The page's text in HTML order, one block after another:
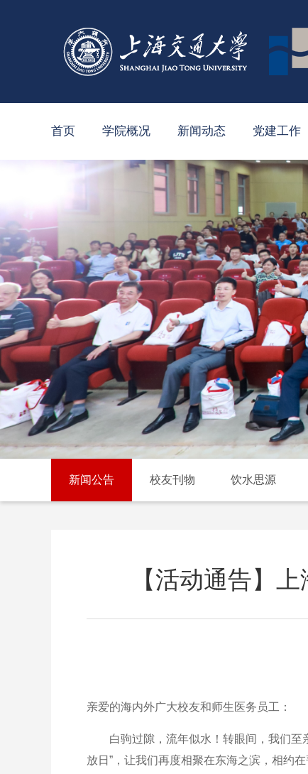
首页 学院概况 新闻动态 党建工作
新闻公告 校友刊物 饮水思源
【活动通告】
亲爱的海内外广大校友和师生医务员工：
白驹过隙，流年似水！转眼间，我们
放日”，让我们再度相聚在东海之滨，相约